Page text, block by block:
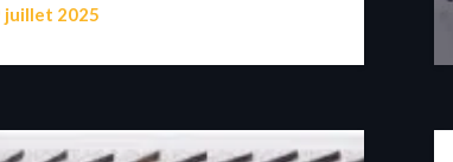
juillet 2025